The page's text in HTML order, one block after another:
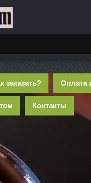
заказать? Оплата
Контакты